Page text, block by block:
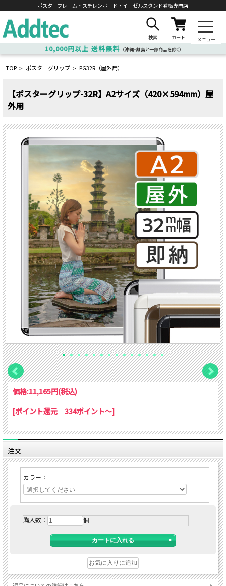
ポスターフレーム・スチレンボード・ イーゼルスタンド看板専門店
検索 カート メニュー
10,000円以上 送料無料 （沖縄・離島と一部商品を除く）
TOP > ポスターグリップ > PG32R（屋外用）
【ポスターグリップ-32R】A2サイズ（420×594mm）屋
外用
価格:11,165円(税込)
[ポイント還元 334ポイント～]
注文
カラー：
購入数： 個